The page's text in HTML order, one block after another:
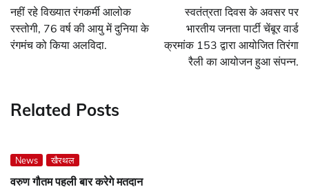
navigation
नहीं रहे विख्यात रंगकर्मी आलोक
रस्तोगी, 76 वर्ष की आयु में दुनिया के
रंगमंच को किया अलविदा.
स्वतंत्रता दिवस के अवसर पर
भारतीय जनता पार्टी चेंबूर वार्ड
क्रमांक 153 द्वारा आयोजित तिरंगा
रैली का आयोजन हुआ संपन्न.
Related Posts
News खैरथल
वरुण गौतम पहली बार करेगे मतदान